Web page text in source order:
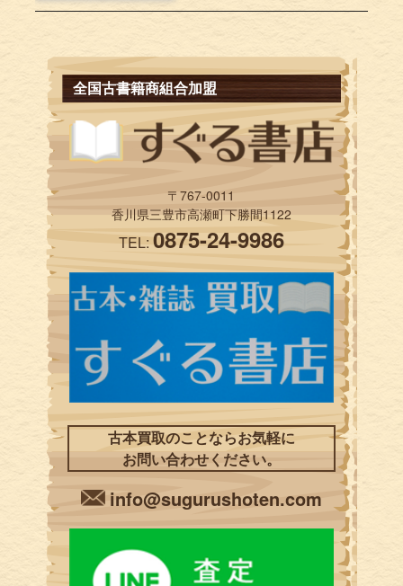
全国古書籍商組合加盟
〒767-0011
香川県三豊市高瀬町下勝間1122
TEL:0875-24-9986
古本買取のことならお気軽に
お問い合わせください。
info@sugurushoten.com